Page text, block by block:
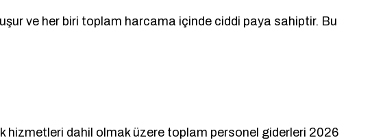
ve her biri toplam harcama içinde ciddi paya sahiptir. Bu
hizmetleri dahil olmak üzere toplam personel giderleri 2026